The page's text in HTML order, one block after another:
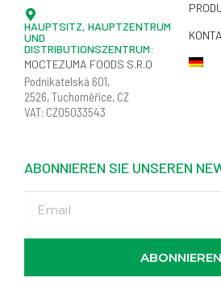
HAUPTSITZ, HAUPTZENTRUM
UND
DISTRIBUTIONSZENTRUM:
MOCTEZUMA FOODS S.R.O
Podnikatelská 601,
2526,Tuchoměřice, CZ
VAT: CZ05033543
ABONNIEREN SIE UNSEREN
ABONNIEREN